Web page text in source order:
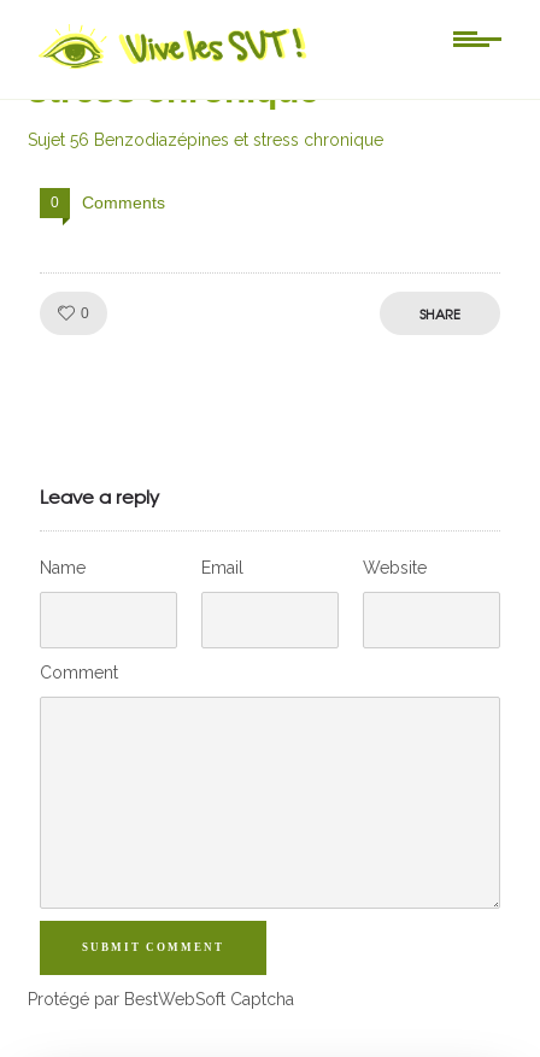
Sujet 56 Benzodiazépines et
stress chronique
Sujet 56 Benzodiazépines et stress chronique
0 Comments
0 SHARE
Leave a reply
Name Email Website
Comment
SUBMIT COMMENT
Protégé par BestWebSoft Captcha